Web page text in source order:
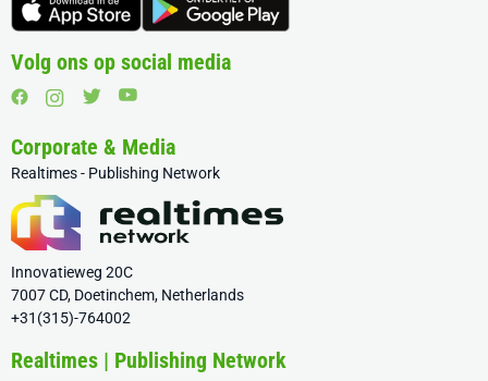
Volg ons op social media
Corporate & Media
Realtimes - Publishing Network
Innovatieweg 20C
7007 CD, Doetinchem, Netherlands
+31(315)-764002
Realtimes | Publishing Network